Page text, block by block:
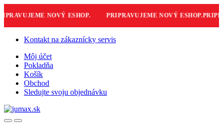
NOVÝ ESHOP. PRIPRAVUJEME NOVÝ ESHOP.
Skip
navigation
Skip
content
Kontakt na zákaznícky servis
Môj účet
Pokladňa
Košík
Obchod
Sledujte svoju objednávku